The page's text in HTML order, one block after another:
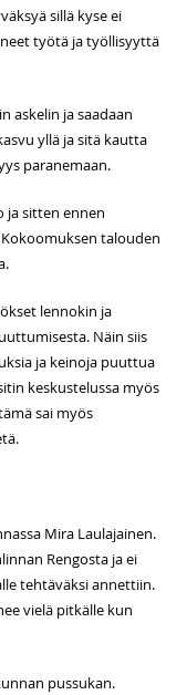
sillä kyse ei
työtä ja työllisyyttä
askelin ja saadaan
yllä ja sitä kautta
paranemaan.
ja sitten ennen
talouden
lennokin ja
Näin siis
ja keinoja puuttua
keskustelussa myös
sai myös
Mira Laulajainen.
Rengosta ja ei
tehtäväksi annettiin.
vielä pitkälle kun
pussukan.